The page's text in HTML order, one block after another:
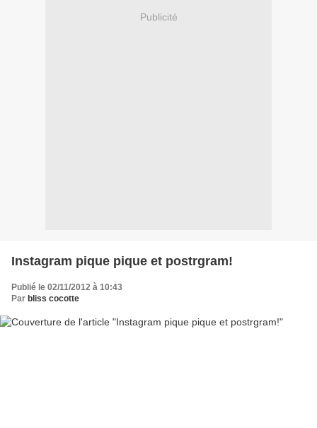
Publicité
Instagram pique pique et postrgram!
Publié le 02/11/2012 à 10:43
Par bliss cocotte